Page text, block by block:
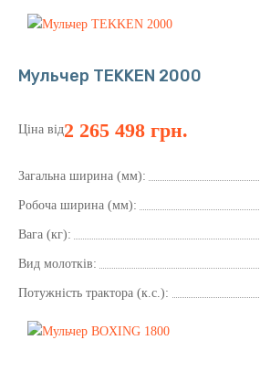
Мульчер TEKKEN 2000
Ціна від2 265 498 грн.
Загальна ширина (мм):
Робоча ширина (мм):
Вага (кг):
Вид молотків:
Потужність трактора (к.с.):